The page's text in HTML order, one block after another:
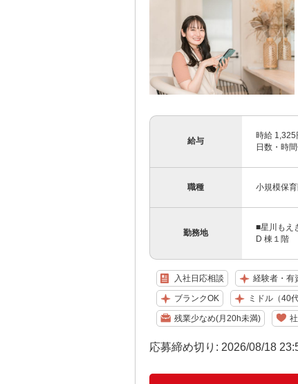
給与
時給
日数・時
職種 小規模保
勤務地
■星川もえ
D 棟１階
入社日応相談 経験者・有
ブランクOK ミドル（40
残業少なめ(月20h未満)
応募締め切り: 2026/08/18